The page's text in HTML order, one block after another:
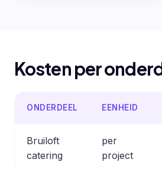
Kosten per
ONDERDEEL EENHEID
Bruiloft
catering
per
project